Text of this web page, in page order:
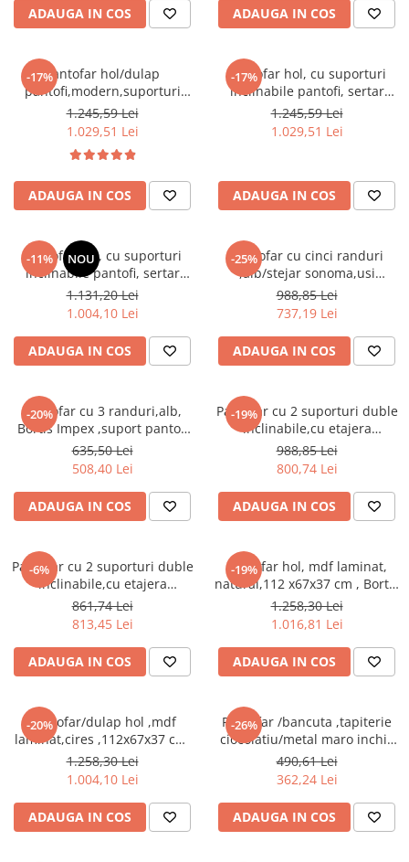
Set mobilier Living
Tabureti
Seturi dormitoare complete
pentru pat
butoni auriu, Bortis
ADAUGA IN COS ADAUGA IN COS
-17%Pantofar hol/dulap
pantofi,modern,suporturi
inclinabile,alb,120x85x28cm,Bortis
Impex
1.245,59 Lei
1.029,51 Lei
ADAUGA IN COS
-17%
Pantofar hol, cu suporturi
inclinabile pantofi, sertar
,stejar
sonoma,practic/modern,Bortis
1.245,59 Lei
1.029,51 Lei
ADAUGA IN COS
-11% NOU
Pantofar hol, cu suporturi
inclinabile pantofi, sertar
,alb/stejar wotan
,practic/modern,Bortis
1.131,20 Lei
1.004,10 Lei
ADAUGA IN COS
-25%
Pantofar cu cinci randuri
,alb/stejar sonoma,usi
rabatabile,85x74x35 ,Bortis
Impex
988,85 Lei
737,19 Lei
ADAUGA IN COS
-20%
Pantofar cu 3 randuri,alb,
Bortis Impex ,suport pantofi
inclinabil
635,50 Lei
508,40 Lei
ADAUGA IN COS
-19%
Pantofar cu 2 suporturi duble
inclinabile,cu etajera
moderna,alb,Bortis
988,85 Lei
800,74 Lei
ADAUGA IN COS
-6%
Pantofar cu 2 suporturi duble
inclinabile,cu etajera
moderna reversibila, stejar
sonoma,Bortis
861,74 Lei
813,45 Lei
ADAUGA IN COS
-19%
Pantofar hol, mdf laminat,
natural,112 x67x37 cm , Bortis
Impex
1.258,30 Lei
1.016,81 Lei
ADAUGA IN COS
-20%
Pantofar/dulap hol ,mdf
laminat,cires ,112x67x37 cm,
Bortis
1.258,30 Lei
1.004,10 Lei
ADAUGA IN COS
-26%
Pantofar /bancuta ,tapiterie
ciocolatiu/metal maro inchis
,81x31x49 cm,Bortis Impex
490,61 Lei
362,24 Lei
ADAUGA IN COS